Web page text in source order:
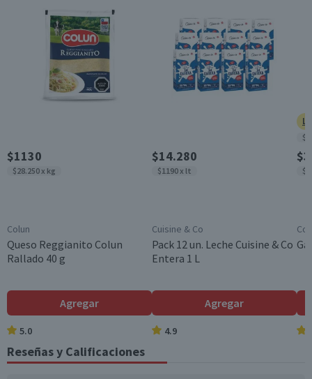
Contenido
Formato
Líquido
1 quitamanchas
$1130
$28.250 x kg
Colun
Queso Reggianito Colun
Rallado 40 g
Agregar
5.0
$14.280
$1190 x lt
Cuisine & Co
Pack 12 un. Leche Cuisine & Co
Entera 1 L
Agregar
4.9
Reseñas y Calificaciones